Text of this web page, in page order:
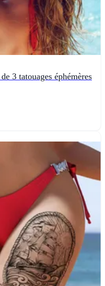
3 tatouages éphémères